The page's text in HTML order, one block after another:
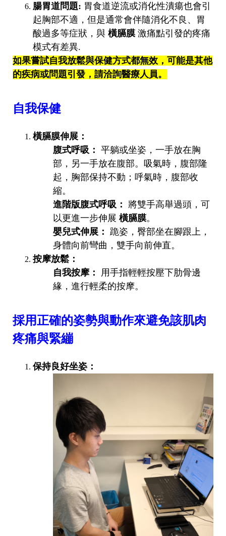
腸胃道問題: 胃食道逆流或消化性潰瘍也會引
起胸部不適，但是通常會伴隨消化不良、胃
酸過多等症狀，與橫膈膜 激痛點引發的疼痛
模式有差異.
如果嘗試自我放鬆與保健方式都無效，可能是其他
的疾病或問題引發，請洽詢醫療人員。
自我保健
橫膈膜伸展：
腹式呼吸： 平躺或坐姿，一手放在胸
部，另一手放在腹部。吸氣時，腹部隆
起，胸部保持不動；呼氣時，腹部收
縮。
進階版腹式呼吸：
將雙手高舉過頭，可
以更進一步伸展橫膈膜。
嬰兒式伸展：
跪姿，臀部坐在腳跟上，
身體向前彎曲，雙手向前伸直。
按摩放鬆：
自我按摩：
用手指輕輕按壓下肋骨邊
緣，進行輕柔的按摩。
採用正確的姿勢與動作來避免該肌肉
疼痛與緊繃
保持良好坐姿：